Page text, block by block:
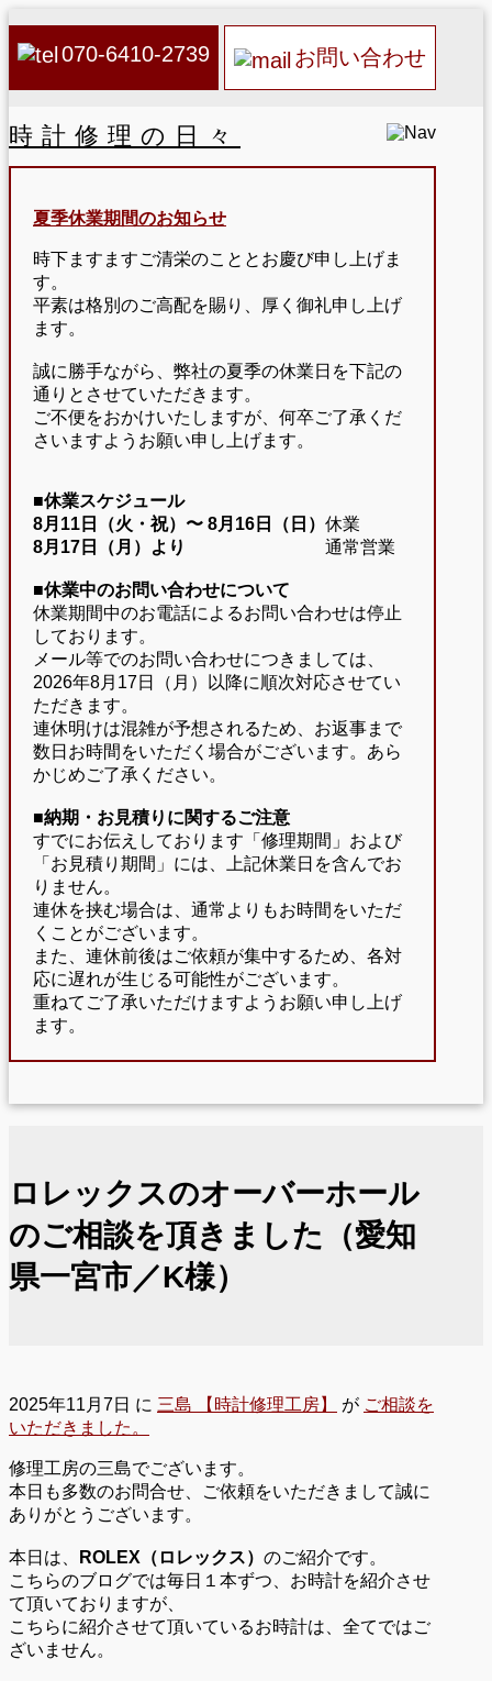
070-6410-2739 お問い合わせ
時計修理の日々
夏季休業期間のお知らせ
時下ますますご清栄のこととお慶び申し上げま
す。
平素は格別のご高配を賜り、厚く御礼申し上げ
ます。
誠に勝手ながら、弊社の夏季の休業日を下記の
通りとさせていただきます。
ご不便をおかけいたしますが、何卒ご了承くだ
さいますようお願い申し上げます。
■休業スケジュール
8月11日（火・祝）〜 8月16日（日） 休業
8月17日（月）より
通常営業
■休業中のお問い合わせについて
休業期間中のお電話によるお問い合わせは停止
しております。
メール等でのお問い合わせにつきましては、
2026年8月17日（月）以降に順次対応させてい
ただきます。
連休明けは混雑が予想されるため、お返事まで
数日お時間をいただく場合がございます。あら
かじめご了承ください。
■納期・お見積りに関するご注意
すでにお伝えしております「修理期間」および
「お見積り期間」には、上記休業日を含んでお
りません。
連休を挟む場合は、通常よりもお時間をいただ
くことがございます。
また、連休前後はご依頼が集中するため、各対
応に遅れが生じる可能性がございます。
重ねてご了承いただけますようお願い申し上げ
ます。
ロレックスのオーバーホール
のご相談を頂きました（愛知
県一宮市／K様）
2025年11月7日 に 三島 【時計修理工房】 が ご相談を
いただきました。
修理工房の三島でございます。
本日も多数のお問合せ、ご依頼をいただきまして誠に
ありがとうございます。
本日は、 ROLEX（ロレックス） のご紹介です。
こちらのブログでは毎日１本ずつ、お時計を紹介させ
て頂いておりますが、
こちらに紹介させて頂いているお時計は、全てではご
ざいません。